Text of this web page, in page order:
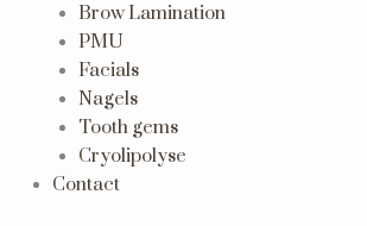
Brow Lamination
PMU
Facials
Nagels
Tooth gems
Cryolipolyse
Contact